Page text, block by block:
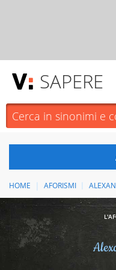
SAPERE
HOME AFORISMI